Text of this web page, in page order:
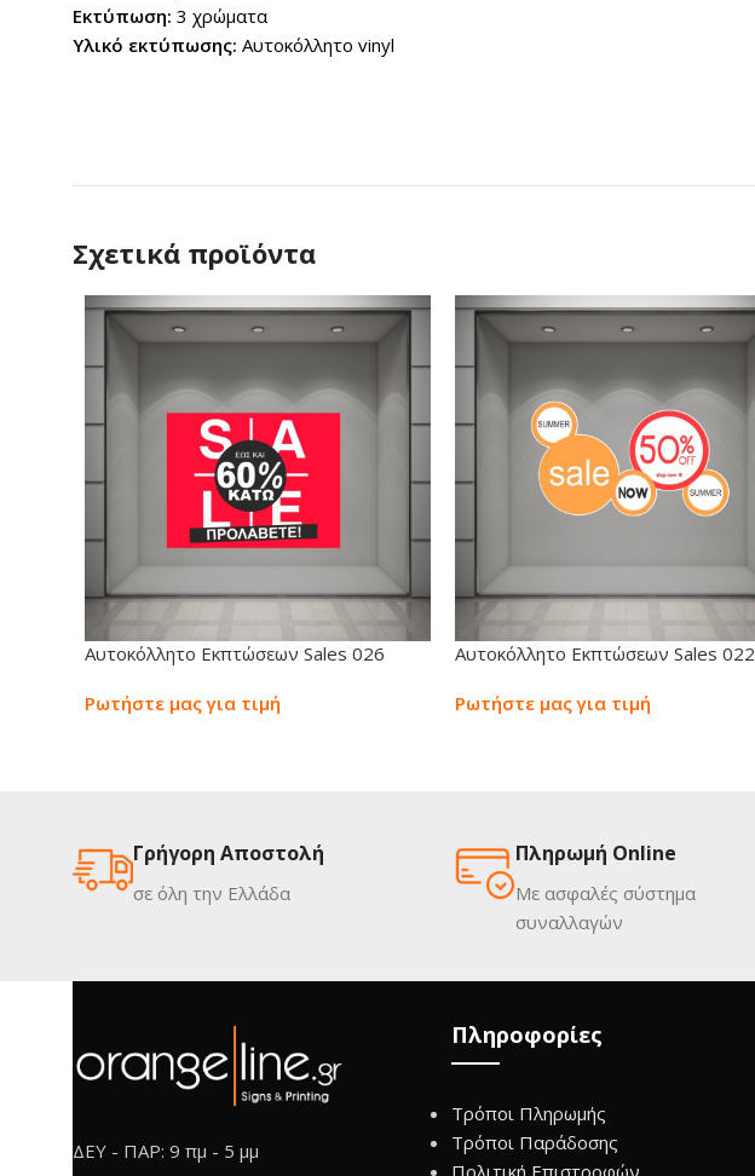
Εκτύπωση: 3 χρώματα
Υλικό εκτύπωσης: Αυτοκόλλητο vinyl
Σχετικά προϊόντα
Αυτοκόλλητο Εκπτώσεων Sales 026
Ρωτήστε μας για τιμή
Αυτοκόλλητο Εκπτώσεων Sales 022
Ρωτήστε μας για τιμή
Γρήγορη Αποστολή
σε όλη την Ελλάδα
Πληρωμή Online
Με ασφαλές σύστημα
συναλλαγών
ΔΕΥ - ΠΑΡ: 9 πμ - 5 μμ
Πληροφορίες
Τρόποι Πληρωμής
Τρόποι Παράδοσης
Πολιτική Επιστροφών